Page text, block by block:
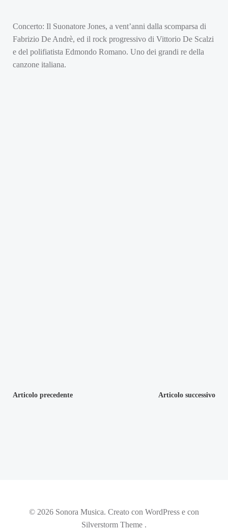
Concerto: Il Suonatore Jones, a vent’anni dalla scomparsa di
Fabrizio De Andrè, ed il rock progressivo di Vittorio De Scalzi
e del polifiatista Edmondo Romano. Uno dei grandi re della
canzone italiana.
Navigazione
Articolo precedente Articolo successivo
© 2026 Sonora Musica. Creato con WordPress e con
Silverstorm Theme .